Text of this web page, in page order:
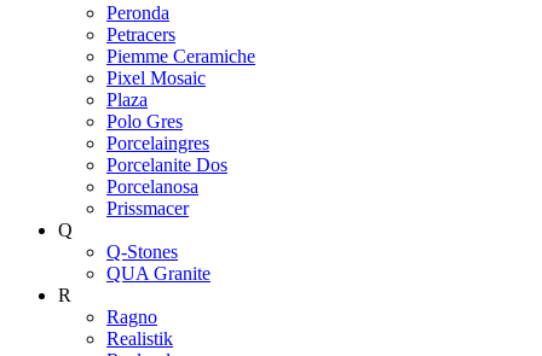
Peronda
Petracers
Piemme Ceramiche
Pixel Mosaic
Plaza
Polo Gres
Porcelaingres
Porcelanite Dos
Porcelanosa
Prissmacer
Q
Q-Stones
QUA Granite
R
Ragno
Realistik